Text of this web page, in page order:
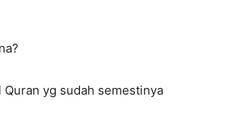
yg sudah semestinya